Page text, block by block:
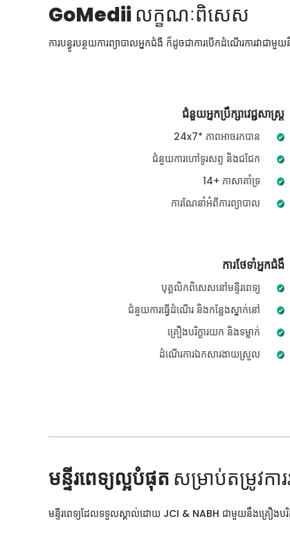
GoMedii លក្ខណៈពិសេស
ការបន្ធូរបន្ថយការព្យាបាលអ្នកជំងឺ ក៏ដូចជាការបើកដំណើរការវា
ជំនួយអ្នកប្រឹក្សាវេជ្ជសាស្ត្រ
24x7* ភាពអាចរកបាន
ជំនួយការហៅទូរសព្ទ និងជជែក
14+ ភាសាគាំទ្រ
ការណែនាំអំពីការព្យាបាល
ការថែទាំអ្នកជំងឺ
បុគ្គលិកពិសេសនៅមន្ទីរពេទ្យ
ជំនួយការធ្វើដំណើរ និងកន្លែងស្នាក់នៅ
គ្រឿងបរិក្ខារយក និងទម្លាក់
ដំណើរការឯកសារងាយស្រួល
មន្ទីរពេទ្យល្អបំផុត សម្រាប់តម្រូវកា
មន្ទីរពេទ្យដែលទទួលស្គាល់ដោយ JCI & NABH ជាមួយនឹងគ្រឿងបរិក្